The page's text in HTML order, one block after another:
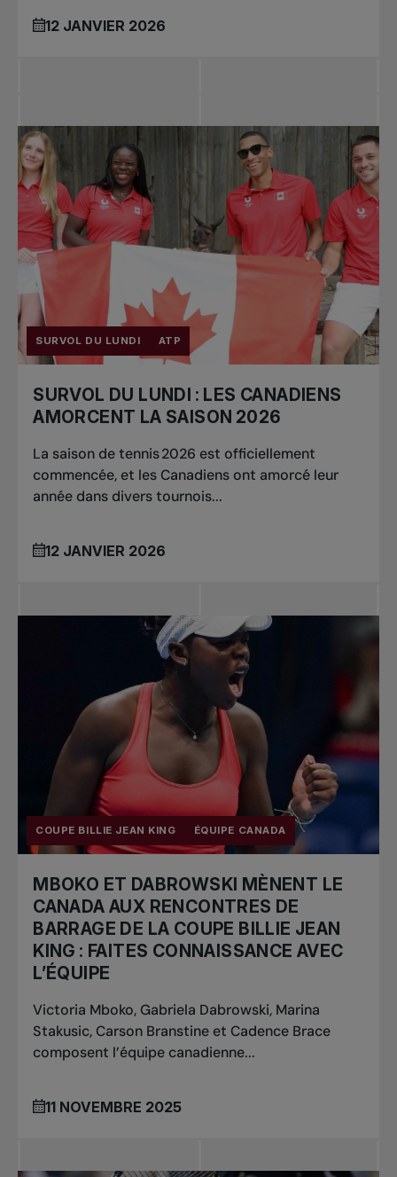
12 JANVIER 2026
SURVOL DU LUNDI ATP
SURVOL DU LUNDI : LES CANADIENS
AMORCENT LA SAISON 2026
La saison de tennis 2026 est officiellement
commencée, et les Canadiens ont amorcé leur
année dans divers tournois...
12 JANVIER 2026
COUPE BILLIE JEAN KING ÉQUIPE CANADA
MBOKO ET DABROWSKI MÈNENT LE
CANADA AUX RENCONTRES DE
BARRAGE DE LA COUPE BILLIE JEAN
KING : FAITES CONNAISSANCE AVEC
L’ÉQUIPE
Victoria Mboko, Gabriela Dabrowski, Marina
Stakusic, Carson Branstine et Cadence Brace
composent l’équipe canadienne...
11 NOVEMBRE 2025